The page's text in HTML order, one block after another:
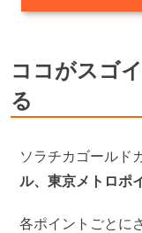
ココがスゴ
る
ソラチカゴールド
ル、東京メトロポ
各ポイントごとに